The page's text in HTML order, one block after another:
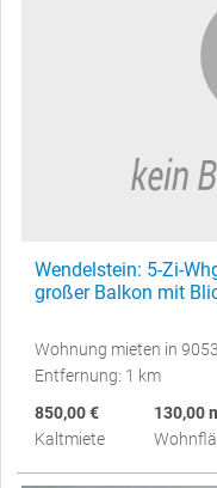
Wendelstein: 5-Zi-
großer Balkon mit
Wohnung mieten in
Entfernung: 1 km
850,00 €
Kaltmiete
130,00